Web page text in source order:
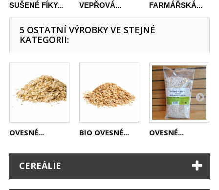
SUŠENÉ FÍKY... VEPŘOVÁ... FARMÁŘSKÁ...
5 OSTATNÍ VÝROBKY VE STEJNÉ
KATEGORII:
OVESNÉ... BIO OVESNÉ... OVESNÉ...
CEREÁLIE